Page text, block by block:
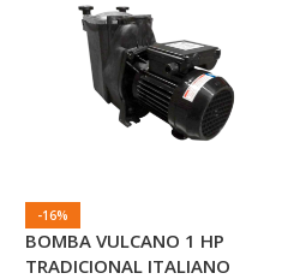
-16%
BOMBA VULCANO 1 HP
TRADICIONAL ITALIANO